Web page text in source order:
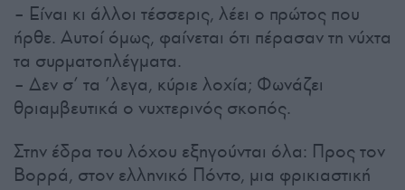
– Είναι κι άλλοι τέσσερις, λέει ο πρώτος που
ήρθε. Αυτοί όμως, φαίνεται ότι πέρασαν τη νύχτα
τα συρματοπλέγματα.
– Δεν σ’ τα ’λεγα, κύριε λοχία; Φωνάζει
θριαμβευτικά ο νυχτερινός σκοπός.
Στην έδρα του λόχου εξηγούνται όλα: Προς τον
Βορρά, στον ελληνικό Πόντο, μια φρικιαστική